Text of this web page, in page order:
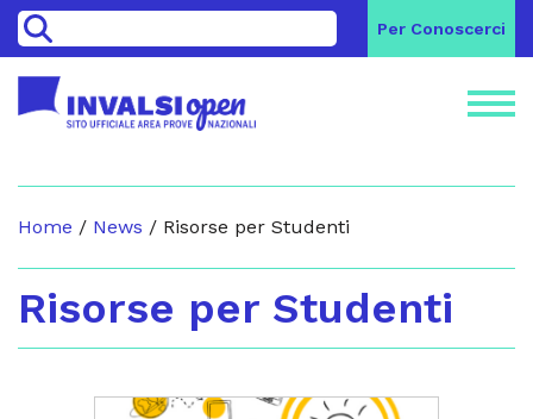
> Per Conoscerci
Home / News / Risorse per Studenti
Risorse per Studenti